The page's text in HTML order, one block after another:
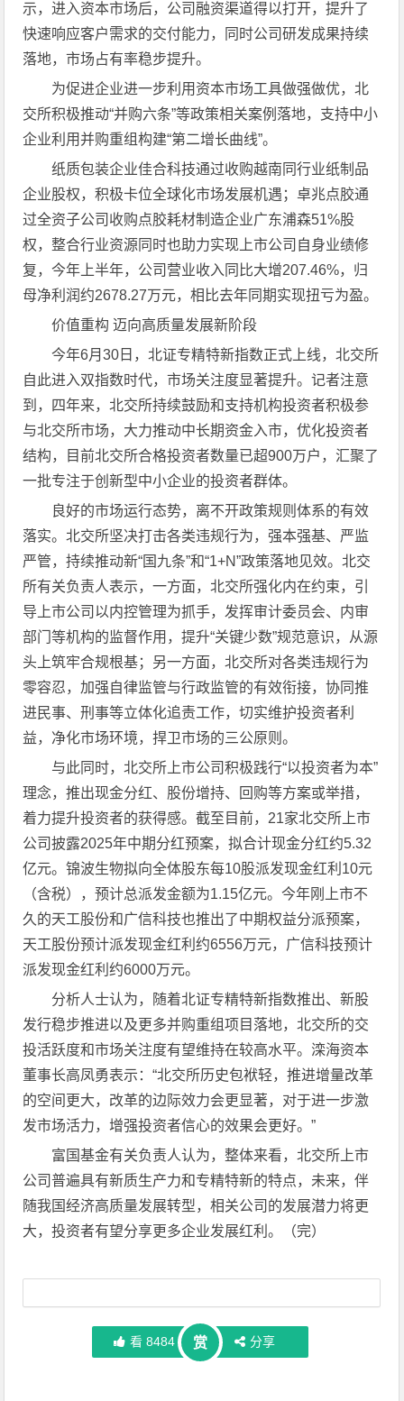
示，进入资本市场后，公司融资渠道得以打开，提升了
快速响应客户需求的交付能力，同时公司研发成果持续
落地，市场占有率稳步提升。
为促进企业进一步利用资本市场工具做强做优，北
交所积极推动“并购六条”等政策相关案例落地，支持中小
企业利用并购重组构建“第二增长曲线”。
纸质包装企业佳合科技通过收购越南同行业纸制品
企业股权，积极卡位全球化市场发展机遇；卓兆点胶通
过全资子公司收购点胶耗材制造企业广东浦森51%股
权，整合行业资源同时也助力实现上市公司自身业绩修
复，今年上半年，公司营业收入同比大增207.46%，归
母净利润约2678.27万元，相比去年同期实现扭亏为盈。
价值重构 迈向高质量发展新阶段
今年6月30日，北证专精特新指数正式上线，北交所
自此进入双指数时代，市场关注度显著提升。记者注意
到，四年来，北交所持续鼓励和支持机构投资者积极参
与北交所市场，大力推动中长期资金入市，优化投资者
结构，目前北交所合格投资者数量已超900万户，汇聚了
一批专注于创新型中小企业的投资者群体。
良好的市场运行态势，离不开政策规则体系的有效
落实。北交所坚决打击各类违规行为，强本强基、严监
严管，持续推动新“国九条”和“1+N”政策落地见效。北交
所有关负责人表示，一方面，北交所强化内在约束，引
导上市公司以内控管理为抓手，发挥审计委员会、内审
部门等机构的监督作用，提升“关键少数”规范意识，从源
头上筑牢合规根基；另一方面，北交所对各类违规行为
零容忍，加强自律监管与行政监管的有效衔接，协同推
进民事、刑事等立体化追责工作，切实维护投资者利
益，净化市场环境，捍卫市场的三公原则。
与此同时，北交所上市公司积极践行“以投资者为本”
理念，推出现金分红、股份增持、回购等方案或举措，
着力提升投资者的获得感。截至目前，21家北交所上市
公司披露2025年中期分红预案，拟合计现金分红约5.32
亿元。锦波生物拟向全体股东每10股派发现金红利10元
（含税），预计总派发金额为1.15亿元。今年刚上市不
久的天工股份和广信科技也推出了中期权益分派预案，
天工股份预计派发现金红利约6556万元，广信科技预计
派发现金红利约6000万元。
分析人士认为，随着北证专精特新指数推出、新股
发行稳步推进以及更多并购重组项目落地，北交所的交
投活跃度和市场关注度有望维持在较高水平。滦海资本
董事长高凤勇表示：“北交所历史包袱轻，推进增量改革
的空间更大，改革的边际效力会更显著，对于进一步激
发市场活力，增强投资者信心的效果会更好。”
富国基金有关负责人认为，整体来看，北交所上市
公司普遍具有新质生产力和专精特新的特点，未来，伴
随我国经济高质量发展转型，相关公司的发展潜力将更
大，投资者有望分享更多企业发展红利。（完）
看 8484 赏 分享